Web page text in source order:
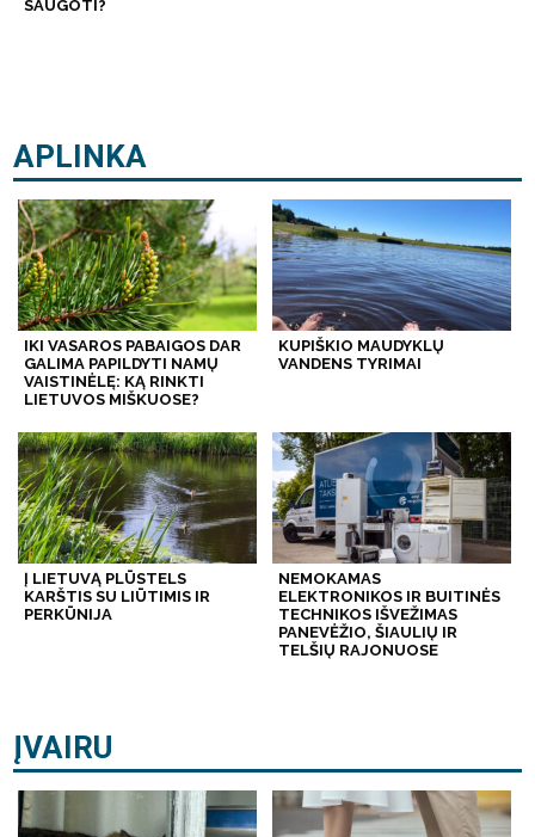
SAUGOTI?
APLINKA
IKI VASAROS PABAIGOS DAR
GALIMA PAPILDYTI NAMŲ
VAISTINĖLĘ: KĄ RINKTI
LIETUVOS MIŠKUOSE?
KUPIŠKIO MAUDYKLŲ
VANDENS TYRIMAI
Į LIETUVĄ PLŪSTELS
KARŠTIS SU LIŪTIMIS IR
PERKŪNIJA
NEMOKAMAS
ELEKTRONIKOS IR BUITINĖS
TECHNIKOS IŠVEŽIMAS
PANEVĖŽIO, ŠIAULIŲ IR
TELŠIŲ RAJONUOSE
ĮVAIRU